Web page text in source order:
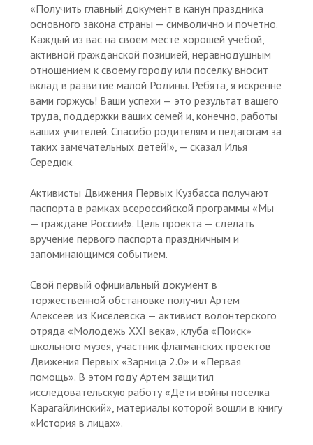
«Получить главный документ в канун праздника
основного закона страны — символично и почетно.
Каждый из вас на своем месте хорошей учебой,
активной гражданской позицией, неравнодушным
отношением к своему городу или поселку вносит
вклад в развитие малой Родины. Ребята, я искренне
вами горжусь! Ваши успехи — это результат вашего
труда, поддержки ваших семей и, конечно, работы
ваших учителей. Спасибо родителям и педагогам за
таких замечательных детей!», — сказал Илья
Середюк.
Активисты Движения Первых Кузбасса получают
паспорта в рамках всероссийской программы «Мы
— граждане России!». Цель проекта — сделать
вручение первого паспорта праздничным и
запоминающимся событием.
Свой первый официальный документ в
торжественной обстановке получил Артем
Алексеев из Киселевска — активист волонтерского
отряда «Молодежь XXI века», клуба «Поиск»
школьного музея, участник флагманских проектов
Движения Первых «Зарница 2.0» и «Первая
помощь». В этом году Артем защитил
исследовательскую работу «Дети войны поселка
Карагайлинский», материалы которой вошли в книгу
«История в лицах».